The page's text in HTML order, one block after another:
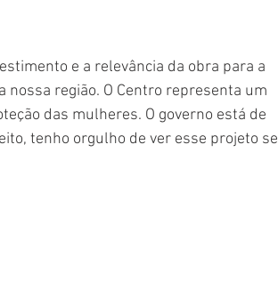
e a relevância da obra para a
região. O Centro representa um
das mulheres. O governo está de
tenho orgulho de ver esse projeto se